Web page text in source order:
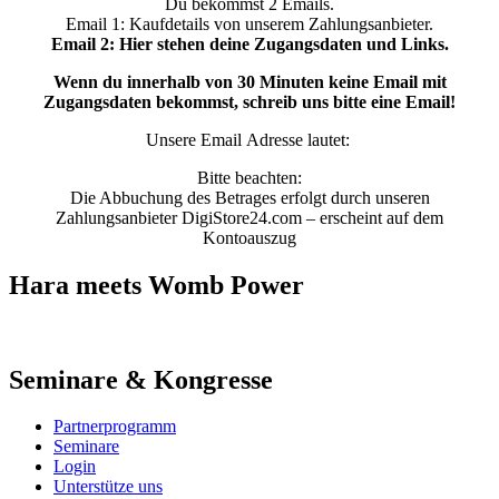
Email 1: Kaufdetails von unserem Zahlungsanbieter.
Email 2: Hier stehen deine Zugangsdaten und Links.
Wenn du innerhalb von 30 Minuten keine Email mit
Zugangsdaten bekommst, schreib uns bitte eine Email!
Unsere Email Adresse lautet:
Bitte beachten:
Die Abbuchung des Betrages erfolgt durch unseren
Zahlungsanbieter DigiStore24.com – erscheint auf dem
Kontoauszug
Hara meets Womb Power
Seminare & Kongresse
Partnerprogramm
Seminare
Login
Unterstütze uns